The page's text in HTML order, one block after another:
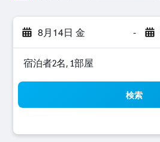
8月14日 金 -
宿泊者2名, 1​部屋
検索